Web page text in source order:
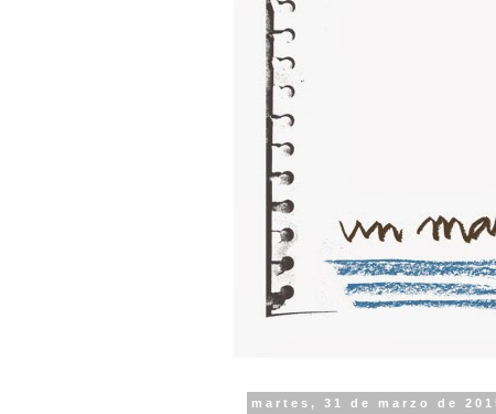
martes, 31 de marzo de